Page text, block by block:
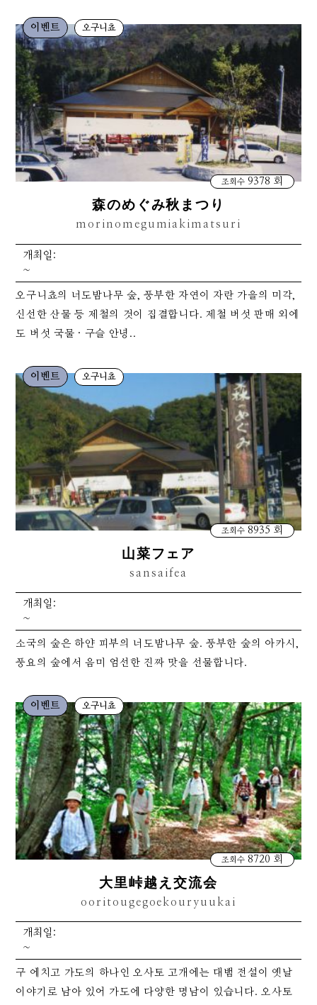
이벤트 오구니쵸
조회수9378 회
森のめぐみ秋まつり
morinomegumiakimatsuri
개최일:
~
오구니쵸의 너도밤나무 숲, 풍부한 자연이 자란 가을의 미각,
신선한 산물 등 제철의 것이 집결합니다. 제철 버섯 판매 외에
도 버섯 국물 · 구슬 안녕..
이벤트 오구니쵸
조회수8935 회
山菜フェア
sansaifea
개최일:
~
소국의 숲은 하얀 피부의 너도밤나무 숲. 풍부한 숲의 아카시,
풍요의 숲에서 음미 엄선한 진짜 맛을 선물합니다.
이벤트 오구니쵸
조회수8720 회
大里峠越え交流会
ooritougegoekouryuukai
개최일:
~
구 에치고 가도의 하나인 오사토 고개에는 대뱀 전설이 옛날
이야기로 남아 있어 가도에 다양한 명남이 있습니다. 오사토